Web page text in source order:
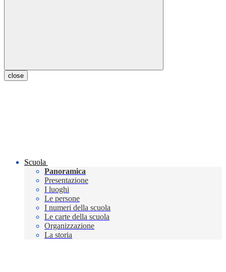
close
Scuola
Panoramica
Presentazione
I luoghi
Le persone
I numeri della scuola
Le carte della scuola
Organizzazione
La storia